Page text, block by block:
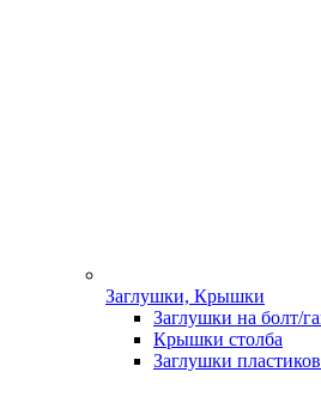
Заглушки, Крышки
Заглушки на болт/
Крышки столба
Заглушки